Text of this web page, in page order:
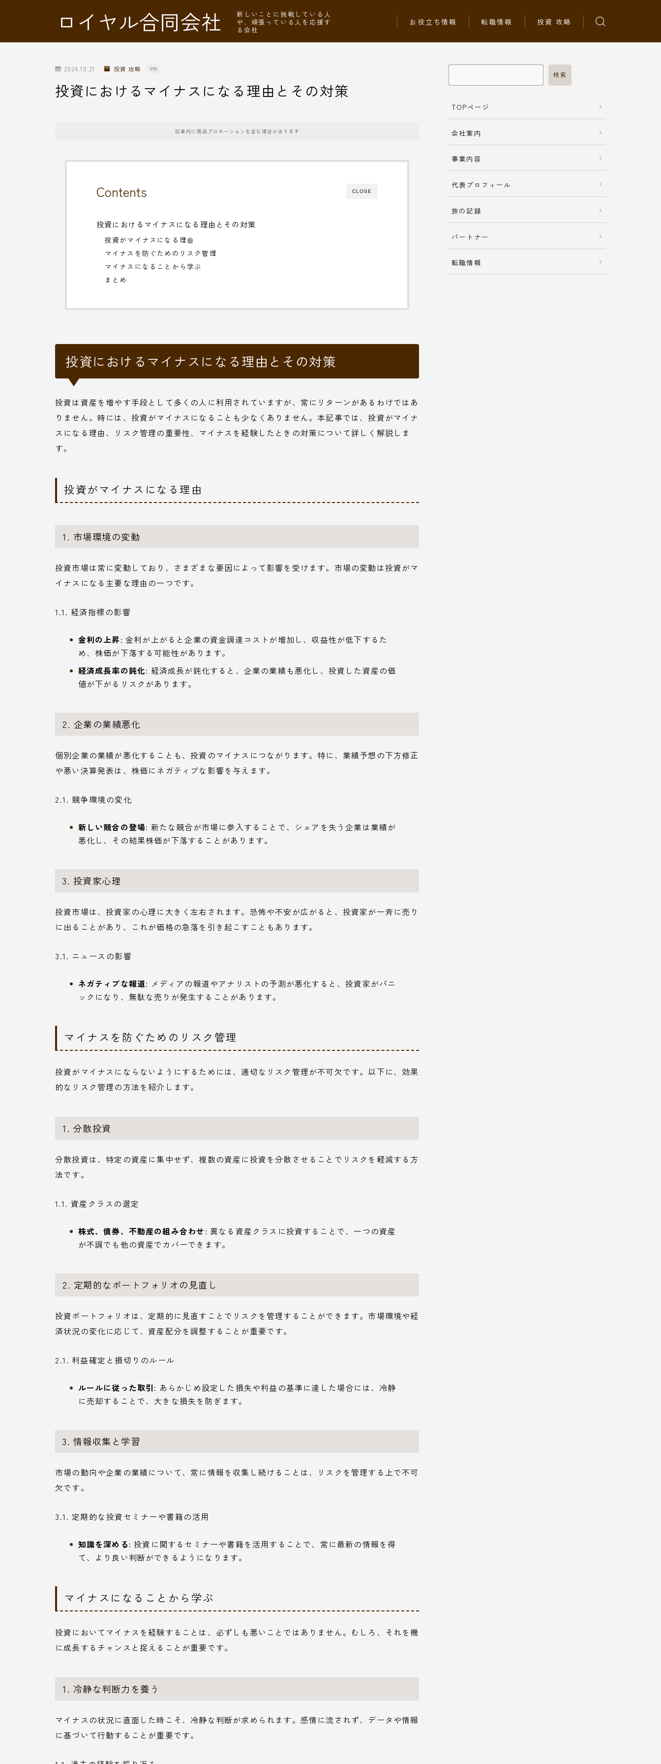
ロイヤル合同会社
新しいことに挑戦している人
や、頑張っている人を応援す
る会社
お役立ち情報 転職情報 投資 攻略
2024.10.21 投資 攻略 PR
投資におけるマイナスになる理由とその対策
記事内に商品プロモーションを含む場合があります
CLOSE
Contents
投資におけるマイナスになる理由とその対策
投資がマイナスになる理由
マイナスを防ぐためのリスク管理
マイナスになることから学ぶ
まとめ
投資におけるマイナスになる理由とその対策
投資は資産を増やす手段として多くの人に利用されていますが、常にリターンがあるわけではあ
りません。時には、投資がマイナスになることも少なくありません。本記事では、投資がマイナ
スになる理由、リスク管理の重要性、マイナスを経験したときの対策について詳しく解説しま
す。
投資がマイナスになる理由
1. 市場環境の変動
投資市場は常に変動しており、さまざまな要因によって影響を受けます。市場の変動は投資がマ
イナスになる主要な理由の一つです。
1.1. 経済指標の影響
金利の上昇: 金利が上がると企業の資金調達コストが増加し、収益性が低下するた
め、株価が下落する可能性があります。
経済成長率の鈍化: 経済成長が鈍化すると、企業の業績も悪化し、投資した資産の価
値が下がるリスクがあります。
2. 企業の業績悪化
個別企業の業績が悪化することも、投資のマイナスにつながります。特に、業績予想の下方修正
や悪い決算発表は、株価にネガティブな影響を与えます。
2.1. 競争環境の変化
新しい競合の登場: 新たな競合が市場に参入することで、シェアを失う企業は業績が
悪化し、その結果株価が下落することがあります。
3. 投資家心理
投資市場は、投資家の心理に大きく左右されます。恐怖や不安が広がると、投資家が一斉に売り
に出ることがあり、これが価格の急落を引き起こすこともあります。
3.1. ニュースの影響
ネガティブな報道: メディアの報道やアナリストの予測が悪化すると、投資家がパニ
ックになり、無駄な売りが発生することがあります。
マイナスを防ぐためのリスク管理
投資がマイナスにならないようにするためには、適切なリスク管理が不可欠です。以下に、効果
的なリスク管理の方法を紹介します。
1. 分散投資
分散投資は、特定の資産に集中せず、複数の資産に投資を分散させることでリスクを軽減する方
法です。
1.1. 資産クラスの選定
株式、債券、不動産の組み合わせ: 異なる資産クラスに投資することで、一つの資産
が不調でも他の資産でカバーできます。
2. 定期的なポートフォリオの見直し
投資ポートフォリオは、定期的に見直すことでリスクを管理することができます。市場環境や経
済状況の変化に応じて、資産配分を調整することが重要です。
2.1. 利益確定と損切りのルール
ルールに従った取引: あらかじめ設定した損失や利益の基準に達した場合には、冷静
に売却することで、大きな損失を防ぎます。
3. 情報収集と学習
市場の動向や企業の業績について、常に情報を収集し続けることは、リスクを管理する上で不可
欠です。
3.1. 定期的な投資セミナーや書籍の活用
知識を深める: 投資に関するセミナーや書籍を活用することで、常に最新の情報を得
て、より良い判断ができるようになります。
マイナスになることから学ぶ
投資においてマイナスを経験することは、必ずしも悪いことではありません。むしろ、それを機
に成長するチャンスと捉えることが重要です。
1. 冷静な判断力を養う
マイナスの状況に直面した時こそ、冷静な判断が求められます。感情に流されず、データや情報
に基づいて行動することが重要です。
検索
TOPページ
会社案内
事業内容
代表プロフィール
旅の記録
パートナー
転職情報